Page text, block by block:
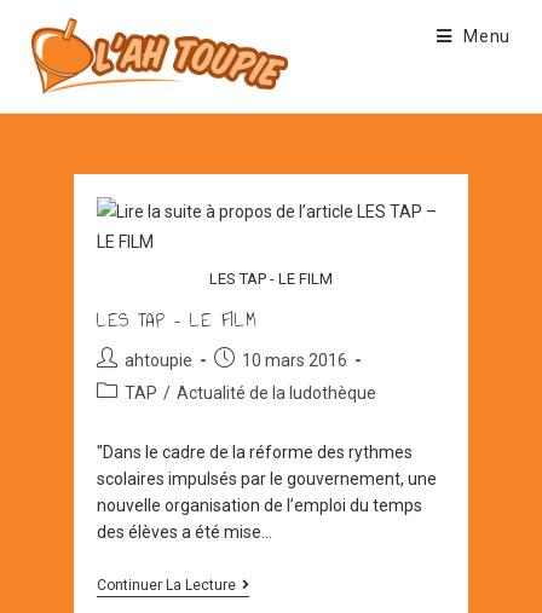
content
Menu
LES TAP - LE FILM
LES TAP – LE FILM
Auteur/autrice
de
ahtoupie
Post
published:
10 mars 2016
PostTAP / Actualité de la ludothèque
"Dans le cadre de la réforme des rythmes
scolaires impulsés par le gouvernement, une
nouvelle organisation de l’emploi du temps
des élèves a été mise…
Continuer La LectureLES